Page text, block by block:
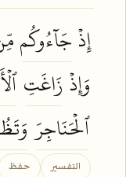
إِذۡجَآءُوكُم
وَإِذۡ زَاغَتِ
ٱلۡحَنَاجِرَ
التفسير حفظ